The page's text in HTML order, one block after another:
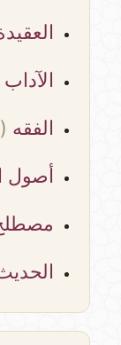
العقيدة
الفقه(21)
أصول
الحديث